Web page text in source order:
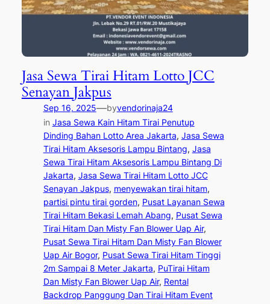
Jasa Sewa Tirai Hitam Lotto JCC
Senayan Jakpus
Sep 16, 2025—byvendorinaja24
in Jasa Sewa Kain Hitam Tirai Penutup
Dinding Bahan Lotto Area Jakarta, Jasa Sewa
Tirai Hitam Aksesoris Lampu Bintang, Jasa
Sewa Tirai Hitam Aksesoris Lampu Bintang Di
Jakarta, Jasa Sewa Tirai Hitam Lotto JCC
Senayan Jakpus, menyewakan tirai hitam
partisi pintu tirai gorden, Pusat Layanan Sewa
Tirai Hitam Bekasi Lemah Abang, Pusat Sewa
Tirai Hitam Dan Misty Fan Blower Uap Air
Pusat Sewa Tirai Hitam Dan Misty Fan Blower
Uap Air Bogor, Pusat Sewa Tirai Hitam Tinggi
2m Sampai 8 Meter Jakarta, PuTirai Hitam
Dan Misty Fan Blower Uap Air, Rental
Backdrop Panggung Dan Tirai Hitam Event